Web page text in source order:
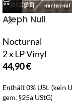
Aleph Null
Nocturnal
2 x LP Vinyl
44,90€
Enthält 0% USt. (kein
gem. §25a UStG)